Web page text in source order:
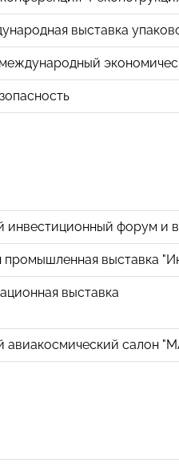
выставка
форум и
выставка
выставка
салон